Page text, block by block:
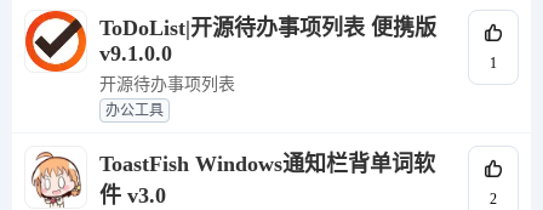
ToDoList|开源待办事项列表 便携版
v9.1.0.0
开源待办事项列表
办公工具
1
ToastFish Windows通知栏背单词软
件 v3.0
2